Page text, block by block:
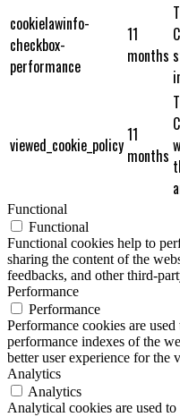
cookielawinfo-
checkbox-
performance
11
months
viewed_cookie_policy11
months
Functional
Functional
Functional cookies help to
sharing the content of the
feedbacks, and other third-
Performance
Performance
Performance cookies are
performance indexes of the
better user experience for the
Analytics
Analytics
Analytical cookies are used